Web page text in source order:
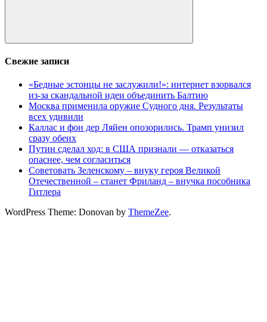
Поиск
Свежие записи
«Бедные эстонцы не заслужили!»: интернет взорвался
из-за скандальной идеи объединить Балтию
Москва применила оружие Судного дня. Результаты
всех удивили
Каллас и фон дер Ляйен опозорились. Трамп унизил
сразу обеих
Путин сделал ход: в США признали — отказаться
опаснее, чем согласиться
Советовать Зеленскому – внуку героя Великой
Отечественной – станет Фриланд – внучка пособника
Гитлера
WordPress Theme: Donovan by ThemeZee.